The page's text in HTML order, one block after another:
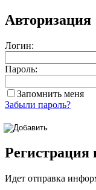
Авторизация
Логин:
Пароль:
Запомнить меня
Забыли пароль?
Регистрация
Идет отправка